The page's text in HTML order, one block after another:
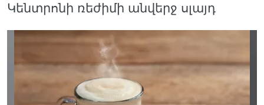
Կենտրոնի ռեժիմի անվերջ սլայդ